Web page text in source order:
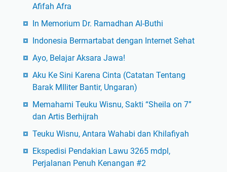
Afifah Afra
In Memorium Dr. Ramadhan Al-Buthi
Indonesia Bermartabat dengan Internet Sehat
Ayo, Belajar Aksara Jawa!
Aku Ke Sini Karena Cinta (Catatan Tentang
Barak MIliter Bantir, Ungaran)
Memahami Teuku Wisnu, Sakti “Sheila on 7”
dan Artis Berhijrah
Teuku Wisnu, Antara Wahabi dan Khilafiyah
Ekspedisi Pendakian Lawu 3265 mdpl,
Perjalanan Penuh Kenangan #2